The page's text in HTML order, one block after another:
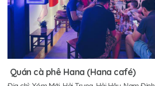
Quán cà phê Hana (Hana café)